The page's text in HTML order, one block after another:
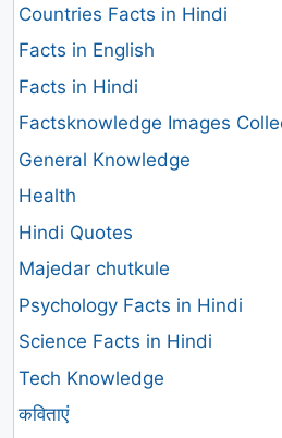
Countries Facts in Hindi
Facts in English
Facts in Hindi
Factsknowledge Images
General Knowledge
Health
Hindi Quotes
Majedar chutkule
Psychology Facts in Hindi
Science Facts in Hindi
Tech Knowledge
कविताएं